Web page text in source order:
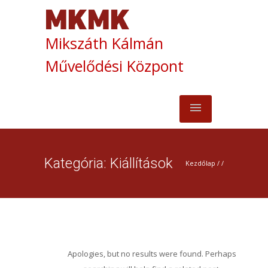
Mikszáth Kálmán
Művelődési Központ
Kategória: Kiállítások Kezdőlap / /
Apologies, but no results were found. Perhaps